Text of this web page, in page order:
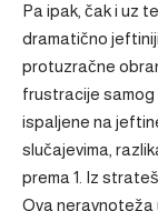
Pa ipak, čak i uz
dramatično
protuzračne
frustracije
ispaljene na
slučajevima,
prema 1. Iz
Ova neravnoteža